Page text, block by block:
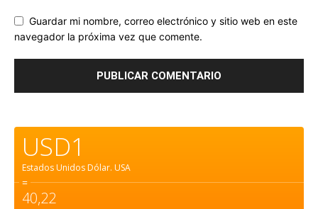
Guardar mi nombre, correo electrónico y sitio web en este
navegador la próxima vez que comente.
USD1
Estados Unidos Dólar. USA
=
40,22